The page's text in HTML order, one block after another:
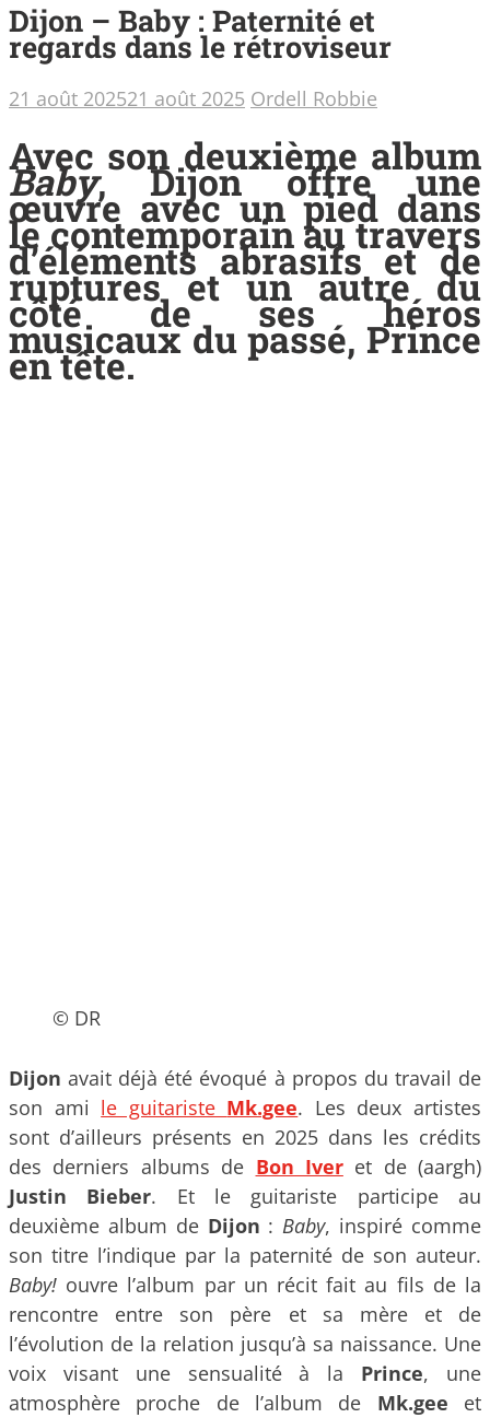
Dijon – Baby : Paternité et
regards dans le rétroviseur
21 août 202521 août 2025 Ordell Robbie
Avec son deuxième album
Baby,Dijonoffre une
œuvre avec un pied dans
le contemporain au travers
d’éléments abrasifs et de
ruptures et un autre du
côté de ses héros
musicaux du passé, Prince
en tête.
© DR
Dijon avait déjà été évoqué à propos du travail de
son ami le guitariste Mk.gee. Les deux artistes
sont d’ailleurs présents en 2025 dans les crédits
des derniers albums de Bon Iveret de (aargh)
Justin Bieber. Et le guitariste participe au
deuxième album de Dijon :Baby, inspiré comme
son titre l’indique par la paternité de son auteur.
Baby! ouvre l’album par un récit fait au fils de la
rencontre entre son père et sa mère et de
l’évolution de la relation jusqu’à sa naissance. Une
voix visant une sensualité à la Prince, une
atmosphère proche de l’album de Mk.gee et